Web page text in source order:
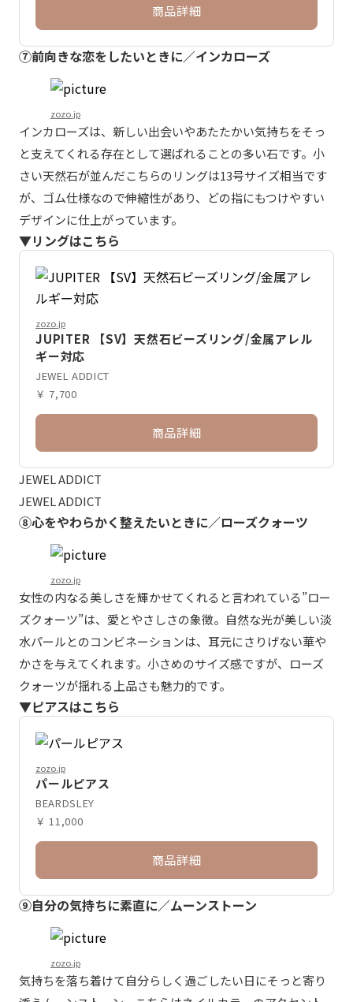
商品詳細
⑦前向きな恋をしたいときに／インカローズ
zozo.jp
インカローズは、新しい出会いやあたたかい気持ちをそっ
と支えてくれる存在として選ばれることの多い石です。小
さい天然石が並んだこちらのリングは13号サイズ相当です
が、ゴム仕様なので伸縮性があり、どの指にもつけやすい
デザインに仕上がっています。
▼リングはこちら
zozo.jp
JUPITER 【SV】天然石ビーズリング/金属アレル
ギー対応
JEWEL ADDICT
￥ 7,700
商品詳細
JEWEL ADDICT
JEWEL ADDICT
⑧心をやわらかく整えたいときに／ローズクォーツ
zozo.jp
女性の内なる美しさを輝かせてくれると言われている”ロー
ズクォーツ”は、愛とやさしさの象徴。自然な光が美しい淡
水パールとのコンビネーションは、耳元にさりげない華や
かさを与えてくれます。小さめのサイズ感ですが、ローズ
クォーツが揺れる上品さも魅力的です。
▼ピアスはこちら
zozo.jp
パールピアス
BEARDSLEY
￥ 11,000
商品詳細
⑨自分の気持ちに素直に／ムーンストーン
zozo.jp
気持ちを落ち着けて自分らしく過ごしたい日にそっと寄り